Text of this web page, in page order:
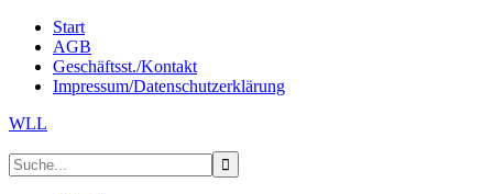
Start
AGB
Geschäftsst./Kontakt
Impressum/Datenschutzerklärung
WLL